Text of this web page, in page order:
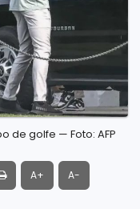
de golfe — Foto: AFP
A+ A-